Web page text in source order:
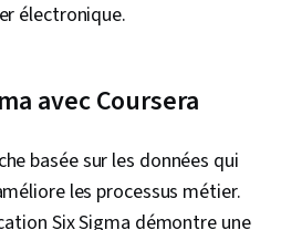
électronique.
avec Coursera
basée sur les données qui
les processus métier.
Six Sigma démontre une